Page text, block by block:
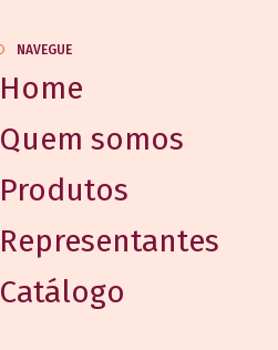
NAVEGUE
Home
Quem somos
Produtos
Representantes
Catálogo